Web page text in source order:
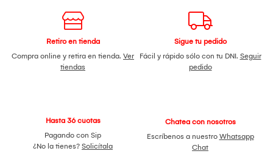
Retiro en tienda
Compra online y retira en tienda. Ver
tiendas
Sigue tu pedido
Fácil y rápido sólo con tu DNI. Seguir
pedido
Hasta 36 cuotas
Pagando con Sip
¿No la tienes? Solicítala
Chatea con nosotros
Escríbenos a nuestro Whatsapp
Chat